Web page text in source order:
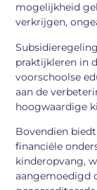
mogelijkheid
verkrijgen,
praktijkleren in
voorschoolse
aan de
hoogwaardige
Bovendien
financiële
kinderopvang,
aangemoedigd